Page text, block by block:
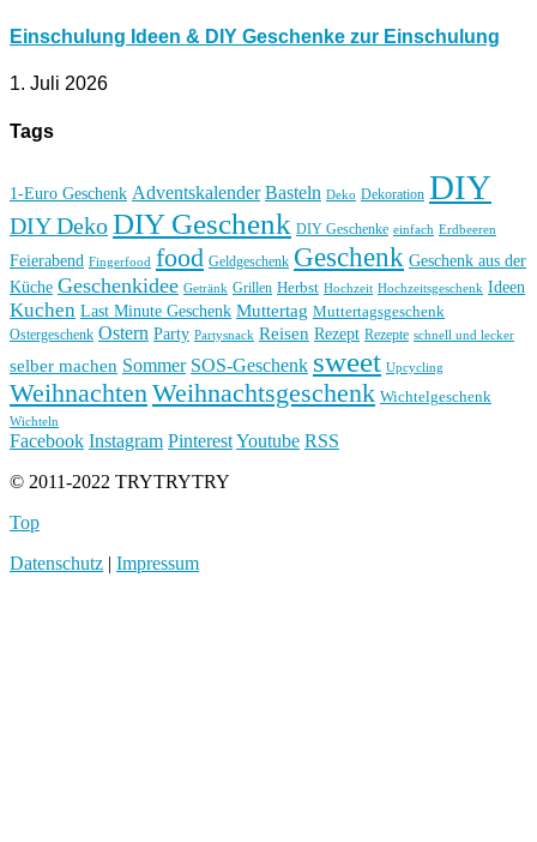
Einschulung Ideen & DIY Geschenke zur Einschulung
1. Juli 2026
Tags
1-Euro Geschenk Adventskalender Basteln Deko Dekoration DIY
DIY DekoDIY Geschenk DIY Geschenke einfach Erdbeeren
Feierabend Fingerfood food Geldgeschenk Geschenk Geschenk aus der
Küche Geschenkidee Getränk Grillen Herbst Hochzeit Hochzeitsgeschenk Ideen
Kuchen Last Minute Geschenk Muttertag Muttertagsgeschenk
Ostergeschenk Ostern Party Partysnack Reisen Rezept Rezepte schnell und lecker
selber machen Sommer SOS-Geschenk sweet Upcycling
WeihnachtenWeihnachtsgeschenk Wichtelgeschenk
Wichteln
Facebook Instagram PinterestYoutube RSS
© 2011-2022 TRYTRYTRY
Top
Datenschutz | Impressum